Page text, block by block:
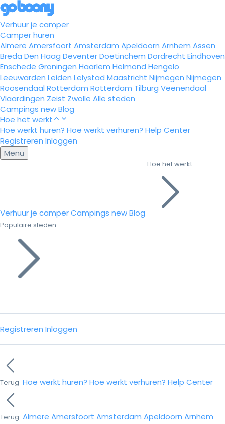
Verhuur je camper
Camper huren
Almere Amersfoort Amsterdam Apeldoorn Arnhem Assen
Breda Den Haag DeventerDoetinchem Dordrecht Eindhoven
Enschede Groningen Haarlem Helmond Hengelo
Leeuwarden Leiden Lelystad Maastricht Nijmegen Nijmegen
Roosendaal Rotterdam Rotterdam Tilburg Veenendaal
Vlaardingen Zeist Zwolle Alle steden
Campings newBlog
Hoe het werkt
Hoe werkt huren? Hoe werkt verhuren? Help Center
Registreren Inloggen
Menu
Verhuur je camperCampings newBlog
Hoe het werkt
Populaire steden
Registreren Inloggen
Terug Hoe werkt huren? Hoe werkt verhuren? Help Center
Terug Almere Amersfoort Amsterdam Apeldoorn Arnhem